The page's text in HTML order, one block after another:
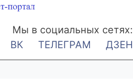
Мы в социальных сетях:
ВК
ТЕЛЕГРАМ ДЗЕН